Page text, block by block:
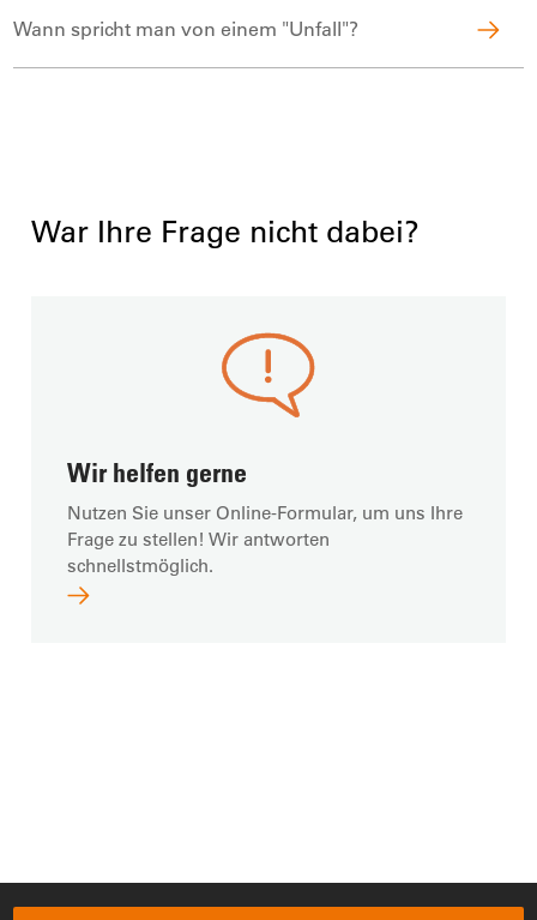
Wann spricht man von einem "Unfall"?
War Ihre Frage nicht dabei?
Wir helfen gerne
Nutzen Sie unser Online-Formular, um uns Ihre
Frage zu stellen! Wir antworten
schnellstmöglich.